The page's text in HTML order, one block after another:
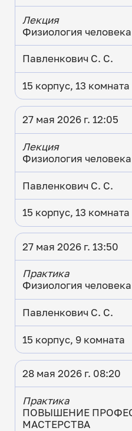
Лекция
Физиология человека
Павленкович С. С.
15 корпус, 13 комната
27 мая 2026 г. 12:05
Лекция
Физиология человека
Павленкович С. С.
15 корпус, 13 комната
27 мая 2026 г. 13:50
Практика
Физиология человека
Павленкович С. С.
15 корпус, 9 комната
28 мая 2026 г. 08:20
Практика
ПОВЫШЕНИЕ
МАСТЕРСТВА